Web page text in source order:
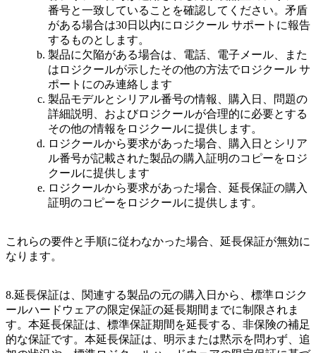
番号と一致していることを確認してください。矛盾
がある場合は30日以内にロジクール サポートに報告
するものとします。
製品に欠陥がある場合は、電話、電子メール、また
はロジクールが示したその他の方法でロジクール サ
ポートにのみ連絡します
製品モデルとシリアル番号の情報、購入日、問題の
詳細説明、およびロジクールが合理的に必要とする
その他の情報をロジクールに提供します。
ロジクールから要求があった場合、購入日とシリア
ル番号が記載された製品の購入証明のコピーをロジ
クールに提供します
ロジクールから要求があった場合、延長保証の購入
証明のコピーをロジクールに提供します。
これらの要件と手順に従わなかった場合、延長保証が無効に
なります。
8.延長保証は、関連する製品の元の購入日から、標準ロジク
ールハードウェアの限定保証の延長期間までに制限されま
す。本延長保証は、標準保証期間を延長する、非保険の補足
的な保証です。本延長保証は、明示または黙示を問わず、追